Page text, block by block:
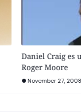
Daniel Craig es
Roger Moore
November 27, 2008